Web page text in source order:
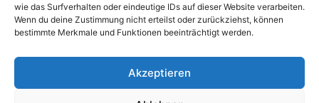
wie das Surfverhalten oder eindeutige IDs auf dieser Website verarbeiten.
Wenn du deine Zustimmung nicht erteilst oder zurückziehst, können
bestimmte Merkmale und Funktionen beeinträchtigt werden.
Akzeptieren